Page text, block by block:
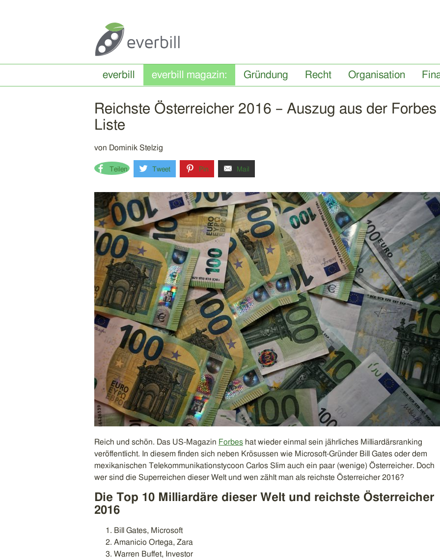
everbill Gründung Recht Organisation
Reichste Österreicher 2016 – Auszug aus der Forbes
Liste
von Dominik Stelzig
Teilen Tweet Pin Mail
Reich und schön. Das US-Magazin Forbes hat wieder einmal sein jährliches Milliardärsranking
veröffentlicht. In diesem finden sich neben Krösussen wie Microsoft-Gründer Bill Gates oder dem
mexikanischen Telekommunikationstycoon Carlos Slim auch ein paar (wenige) Österreicher. Doch
wer sind die Superreichen dieser Welt und wen zählt man als reichste Österreicher 2016?
Die Top 10 Milliardäre dieser Welt und reichste Österreicher
2016
Bill Gates, Microsoft
Amanicio Ortega, Zara
Warren Buffet, Investor